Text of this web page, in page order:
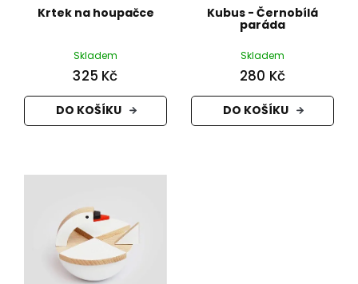
Krtek na houpačce
Skladem
325 Kč
DO KOŠÍKU
Kubus - Černobílá
paráda
Skladem
280 Kč
DO KOŠÍKU